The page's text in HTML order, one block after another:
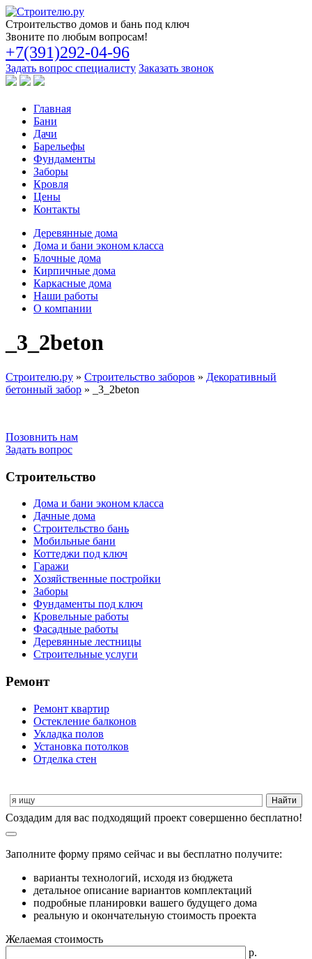
Строительство домов и бань под ключ
Звоните по любым вопросам!
+7(391)292-04-96
Задать вопрос специалисту Заказать звонок
Главная
Бани
Дачи
Барельефы
Фундаменты
Заборы
Кровля
Цены
Контакты
Деревянные дома
Дома и бани эконом класса
Блочные дома
Кирпичные дома
Каркасные дома
Наши работы
О компании
_3_2beton
Строителю.ру » Строительство заборов » Декоративный
бетонный забор » _3_2beton
Позовнить нам
Задать вопрос
Строительство
Дома и бани эконом класса
Дачные дома
Строительство бань
Мобильные бани
Коттеджи под ключ
Гаражи
Хозяйственные постройки
Заборы
Фундаменты под ключ
Кровельные работы
Фасадные работы
Деревянные лестницы
Строительные услуги
Ремонт
Ремонт квартир
Остекление балконов
Укладка полов
Установка потолков
Отделка стен
Cоздадим для вас подходящий проект совершенно бесплатно!
Заполните форму прямо сейчас и вы бесплатно получите:
варианты технологий, исходя из бюджета
детальное описание вариантов комплектаций
подробные планировки вашего будущего дома
реальную и окончательную стоимость проекта
Желаемая стоимость
р.